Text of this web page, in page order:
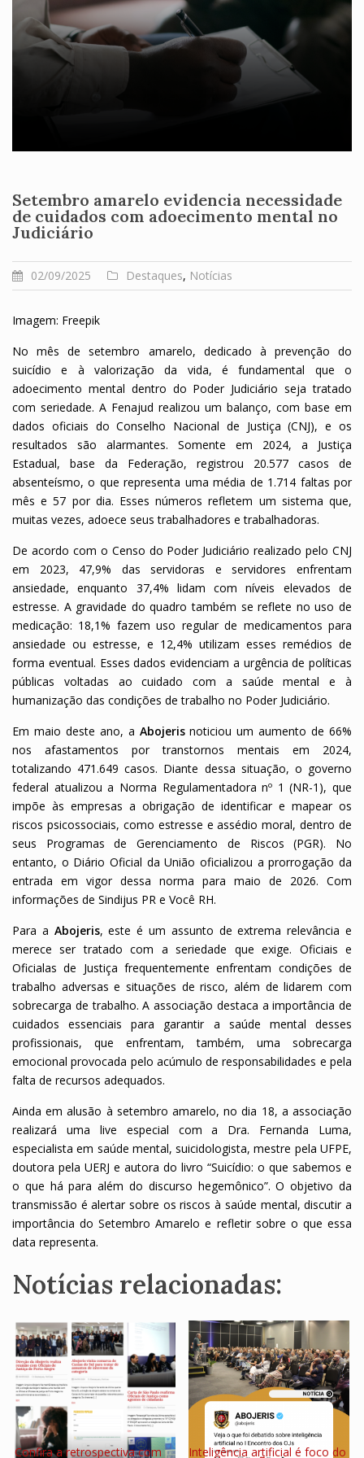
Setembro amarelo evidencia necessidade
de cuidados com adoecimento mental no
Judiciário
02/09/2025 Destaques, Notícias
Imagem: Freepik
No mês de setembro amarelo, dedicado à prevenção do
suicídio e à valorização da vida, é fundamental que o
adoecimento mental dentro do Poder Judiciário seja tratado
com seriedade. A Fenajud realizou um balanço, com base em
dados oficiais do Conselho Nacional de Justiça (CNJ), e os
resultados são alarmantes. Somente em 2024, a Justiça
Estadual, base da Federação, registrou 20.577 casos de
absenteísmo, o que representa uma média de 1.714 faltas por
mês e 57 por dia. Esses números refletem um sistema que,
muitas vezes, adoece seus trabalhadores e trabalhadoras.
De acordo com o Censo do Poder Judiciário realizado pelo CNJ
em 2023, 47,9% das servidoras e servidores enfrentam
ansiedade, enquanto 37,4% lidam com níveis elevados de
estresse. A gravidade do quadro também se reflete no uso de
medicação: 18,1% fazem uso regular de medicamentos para
ansiedade ou estresse, e 12,4% utilizam esses remédios de
forma eventual. Esses dados evidenciam a urgência de políticas
públicas voltadas ao cuidado com a saúde mental e à
humanização das condições de trabalho no Poder Judiciário.
Em maio deste ano, a Abojerisnoticiou um aumento de 66%
nos afastamentos por transtornos mentais em 2024,
totalizando 471.649 casos. Diante dessa situação, o governo
federal atualizou a Norma Regulamentadora nº 1 (NR-1), que
impõe às empresas a obrigação de identificar e mapear os
riscos psicossociais, como estresse e assédio moral, dentro de
seus Programas de Gerenciamento de Riscos (PGR). No
entanto, o Diário Oficial da União oficializou a prorrogação da
entrada em vigor dessa norma para maio de 2026. Com
informações de Sindijus PR e Você RH.
Para a Abojeris, este é um assunto de extrema relevância e
merece ser tratado com a seriedade que exige. Oficiais e
Oficialas de Justiça frequentemente enfrentam condições de
trabalho adversas e situações de risco, além de lidarem com
sobrecarga de trabalho. A associação destaca a importância de
cuidados essenciais para garantir a saúde mental desses
profissionais, que enfrentam, também, uma sobrecarga
emocional provocada pelo acúmulo de responsabilidades e pela
falta de recursos adequados.
Ainda em alusão à setembro amarelo, no dia 18, a associação
realizará uma live especial com a Dra. Fernanda Luma,
especialista em saúde mental, suicidologista, mestre pela UFPE,
doutora pela UERJ e autora do livro “Suicídio: o que sabemos e
o que há para além do discurso hegemônico”. O objetivo da
transmissão é alertar sobre os riscos à saúde mental, discutir a
importância do Setembro Amarelo e refletir sobre o que essa
data representa.
Notícias relacionadas:
Confira a retrospectiva com
Inteligência artificial é foco do